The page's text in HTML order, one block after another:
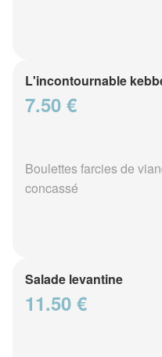
L'incontournable
7.50 €
Boulettes farcies de
concassé
Salade levantine
11.50 €